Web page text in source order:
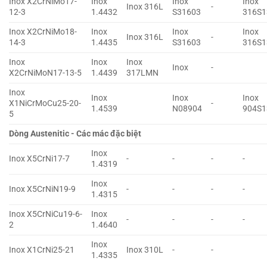
12-3
1.4432
Inox 316L
S31603
-
Inox X2CrNiMo18-
14-3
Inox
1.4435
Inox 316L
Inox
S31603
-
Inox
Inox
X2CrNiMoN17-13-5
Inox
1.4439
Inox
317LMN
Inox -
Inox
X1NiCrMoCu25-20-
5
Inox
1.4539
Inox
N08904
-
Inox
Dòng Austenitic - Các mác đặc biệt
Inox X5CrNi17-7
Inox
1.4319
- - - -
Inox X5CrNiN19-9
Inox
1.4315
- - - -
Inox X5CrNiCu19-6-
2
Inox
1.4640
- - - -
Inox X1CrNi25-21
Inox
1.4335
Inox 310L - -